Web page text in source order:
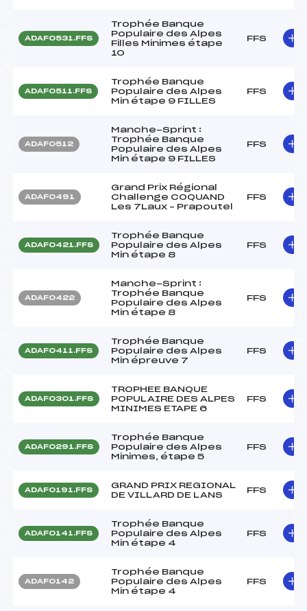
ADAF0531.FFS
Trophée Banque
Populaire des Alpes
Filles Minimes étape
10
FFS
ADAF0511.FFS
Trophée Banque
Populaire des Alpes
Min étape 9 FILLES
FFS
ADAF0512
Manche-Sprint :
Trophée Banque
Populaire des Alpes
Min étape 9 FILLES
FFS
ADAF0491
Grand Prix Régional
Challenge COQUAND
Les 7Laux – Prapoutel
FFS
ADAF0421.FFS
Trophée Banque
Populaire des Alpes
Min étape 8
FFS
ADAF0422
Manche-Sprint :
Trophée Banque
Populaire des Alpes
Min étape 8
FFS
ADAF0411.FFS
Trophée Banque
Populaire des Alpes
Min épreuve 7
FFS
ADAF0301.FFS
TROPHEE BANQUE
POPULAIRE DES ALPES
MINIMES ETAPE 6
FFS
ADAF0291.FFS
Trophée Banque
Populaire des Alpes
Minimes, étape 5
FFS
ADAF0191.FFS
GRAND PRIX REGIONAL
DE VILLARD DE LANS
FFS
ADAF0141.FFS
Trophée Banque
Populaire des Alpes
Min étape 4
FFS
ADAF0142
Trophée Banque
Populaire des Alpes
Min étape 4
FFS